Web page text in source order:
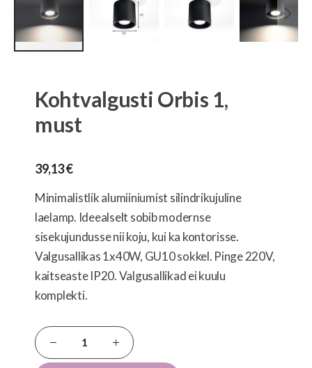
beginning
Kohtvalgusti Orbis 1,
must
39,13 €
Minimalistlik alumiiniumist silindrikujuline
laelamp. Ideealselt sobib modernse
sisekujundusse nii koju, kui ka kontorisse.
Valgusallikas 1x40W, GU10 sokkel. Pinge 220V,
kaitseaste IP20. Valgusallikad ei kuulu
komplekti.